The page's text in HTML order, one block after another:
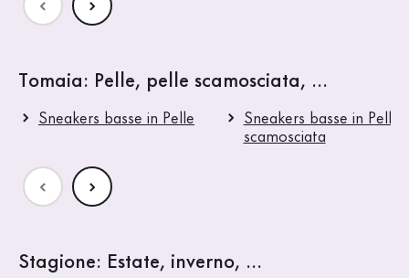
Tomaia: Pelle, pelle scamosciata, ...
Sneakers basse in Pelle
Sneakers basse in Pelle
scamosciata
Stagione: Estate, inverno, ...